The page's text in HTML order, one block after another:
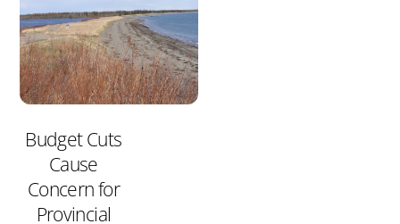
Budget Cuts
Cause
Concern for
Provincial